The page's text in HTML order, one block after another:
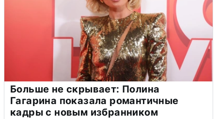
Больше не скрывает: Полина
Гагарина показала романтичные
кадры с новым избранником